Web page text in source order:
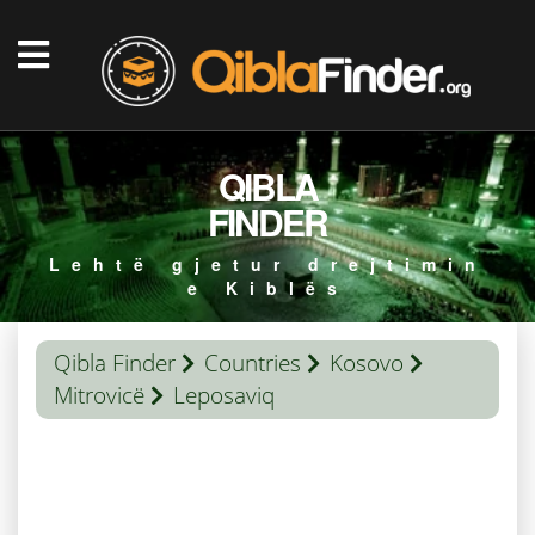
QIBLA
FINDER
Lehtë gjetur drejtimin
e Kiblës
Qibla Finder Countries
Kosovo
Mitrovicë
Leposaviq